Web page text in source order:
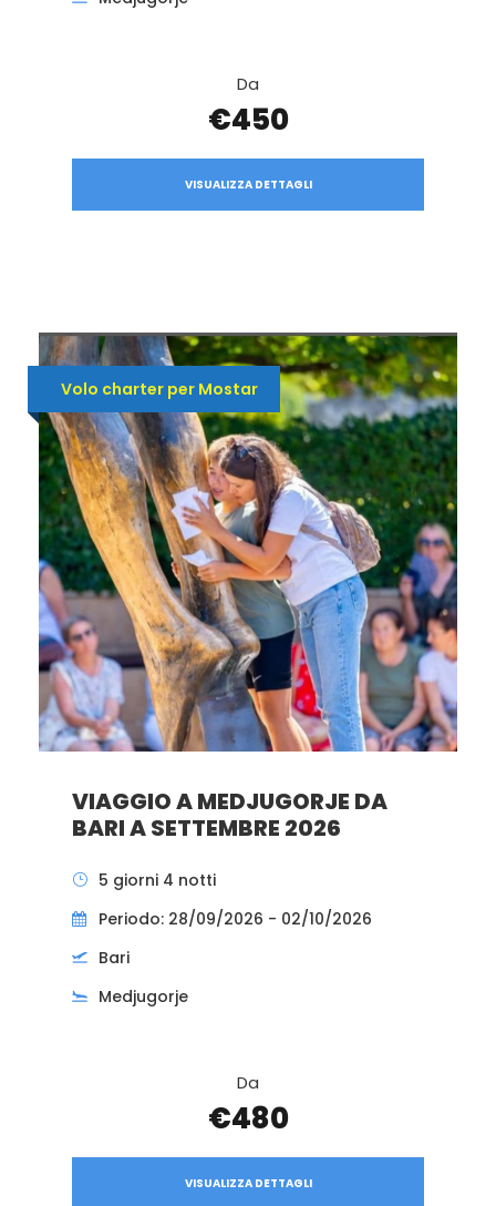
Da
€450
VISUALIZZA DETTAGLI
Volo charter per Mostar
VIAGGIO A MEDJUGORJE DA
BARI A SETTEMBRE 2026
5 giorni 4 notti
Periodo: 28/09/2026 - 02/10/2026
Bari
Medjugorje
Da
€480
VISUALIZZA DETTAGLI